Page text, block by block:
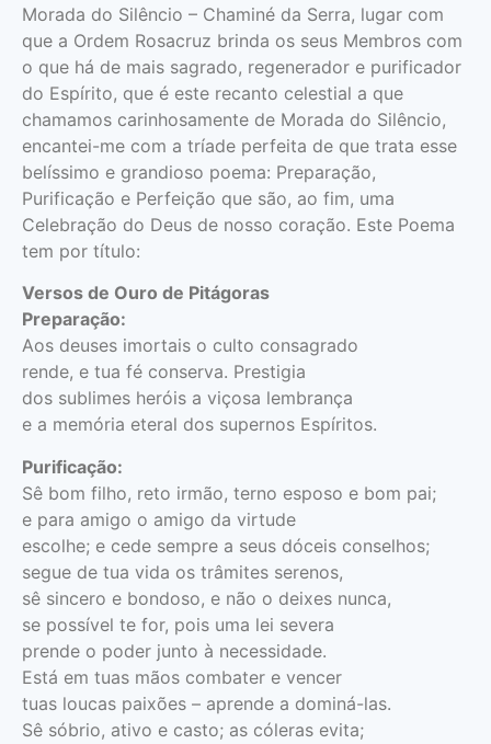
Morada do Silêncio – Chaminé da Serra, lugar com
que a Ordem Rosacruz brinda os seus Membros com
o que há de mais sagrado, regenerador e purificador
do Espírito, que é este recanto celestial a que
chamamos carinhosamente de Morada do Silêncio,
encantei-me com a tríade perfeita de que trata esse
belíssimo e grandioso poema: Preparação,
Purificação e Perfeição que são, ao fim, uma
Celebração do Deus de nosso coração. Este Poema
tem por título:
Versos de Ouro de Pitágoras
Preparação:
Aos deuses imortais o culto consagrado
rende, e tua fé conserva. Prestigia
dos sublimes heróis a viçosa lembrança
e a memória eteral dos supernos Espíritos.
Purificação:
Sê bom filho, reto irmão, terno esposo e bom pai;
e para amigo o amigo da virtude
escolhe; e cede sempre a seus dóceis conselhos;
segue de tua vida os trâmites serenos,
sê sincero e bondoso, e não o deixes nunca,
se possível te for, pois uma lei severa
prende o poder junto à necessidade.
Está em tuas mãos combater e vencer
tuas loucas paixões – aprende a dominá-las.
Sê sóbrio, ativo e casto; as cóleras evita;